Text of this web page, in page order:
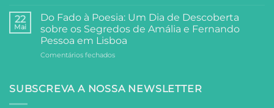
Universidade
Sénior
Palácio
Anjos
Sénior
Visita
o
Oceanário
de
22
Mai
Do Fado à Poesia: Um Dia de Descoberta
sobre os Segredos de Amália e Fernando
Pessoa em Lisboa
Comentários fechadosem
à
SUBSCREVA A NOSSA NEWSLETTER